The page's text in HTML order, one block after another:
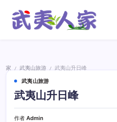
家
家 / 武夷山旅游 /
武夷山升日峰
武夷山旅游
武夷山升日峰
作者 Admin